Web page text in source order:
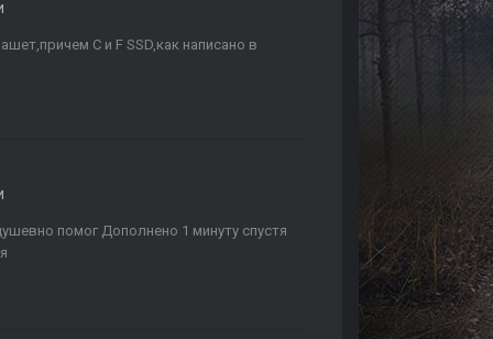
С и F SSD,как написано в
помог Дополнено 1 минуту спустя